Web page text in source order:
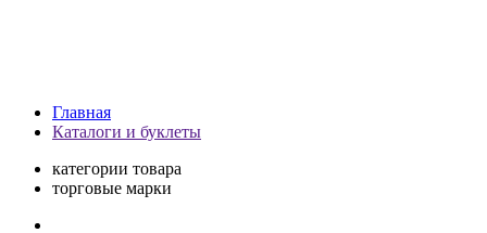
Главная
Каталоги и буклеты
категории товара
торговые марки